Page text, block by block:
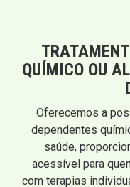
QUÍMICO OU
Oferecemos a
dependentes
saúde,
acessível para
com terapias